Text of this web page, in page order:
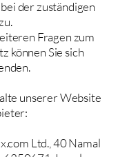
der zuständigen
Fragen zum
können Sie sich
unserer Website
Ltd., 40 Namal